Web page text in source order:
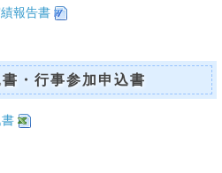
績報告書
・行事参加申込書
書